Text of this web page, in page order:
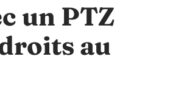
un PTZ
au